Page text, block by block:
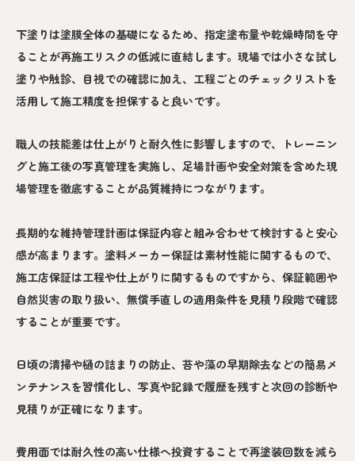
下塗りは塗膜全体の基礎になるため、指定塗布量や乾燥時間を守
ることが再施工リスクの低減に直結します。現場では小さな試し
塗りや触診、目視での確認に加え、工程ごとのチェックリストを
活用して施工精度を担保すると良いです。
職人の技能差は仕上がりと耐久性に影響しますので、トレーニン
グと施工後の写真管理を実施し、足場計画や安全対策を含めた現
場管理を徹底することが品質維持につながります。
長期的な維持管理計画は保証内容と組み合わせて検討すると安心
感が高まります。塗料メーカー保証は素材性能に関するもので、
施工店保証は工程や仕上がりに関するものですから、保証範囲や
自然災害の取り扱い、無償手直しの適用条件を見積り段階で確認
することが重要です。
日頃の清掃や樋の詰まりの防止、苔や藻の早期除去などの簡易メ
ンテナンスを習慣化し、写真や記録で履歴を残すと次回の診断や
見積りが正確になります。
費用面では耐久性の高い仕様へ投資することで再塗装回数を減ら